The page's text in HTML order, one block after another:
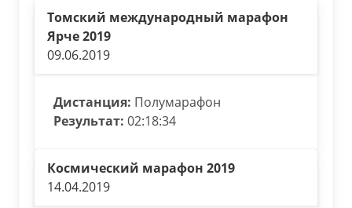
Томский международный марафон
Ярче 2019
09.06.2019
Дистанция: Полумарафон
Результат: 02:18:34
Космический марафон 2019
14.04.2019